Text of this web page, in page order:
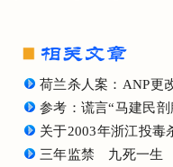
荷兰杀人案：ANP
参考：谎言“马建民
关于2003年浙江投毒
三年监禁 九死一